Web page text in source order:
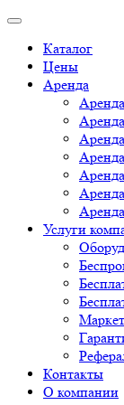
Каталог
Цены
Аренда
Услуги
Контакты
О компании